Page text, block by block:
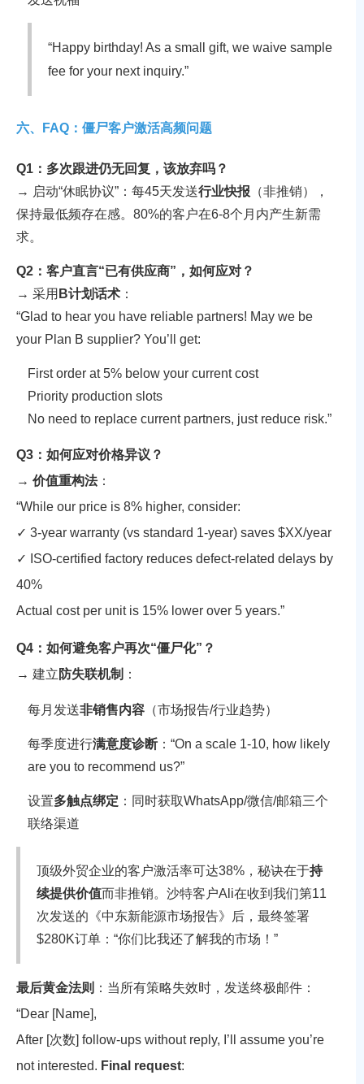
“Happy birthday! As a small gift, we waive sample
fee for your next inquiry.”
六、FAQ：僵尸客户激活高频问题
Q1：多次跟进仍无回复，该放弃吗？
→ 启动“休眠协议”：每45天发送行业快报 （非推销），
保持最低频存在感。80%的客户在6-8个月内产生新需
求。
Q2：客户直言“已有供应商”，如何应对？
→ 采用 B计划话术 ：
“Glad to hear you have reliable partners! May we be
your Plan B supplier? You’ll get:
First order at 5% below your current cost
Priority production slots
No need to replace current partners, just reduce risk.”
Q3：如何应对价格异议？
→ 价值重构法：
“While our price is 8% higher, consider:
✓ 3-year warranty (vs standard 1-year) saves $XX/year
✓ ISO-certified factory reduces defect-related delays by
40%
Actual cost per unit is 15% lower over 5 years.”
Q4：如何避免客户再次“僵尸化”？
→ 建立 防失联机制 ：
每月发送非销售内容 （市场报告/行业趋势）
每季度进行满意度诊断 ：“On a scale 1-10, how likely
are you to recommend us?”
设置多触点绑定 ：同时获取WhatsApp/微信/邮箱三个
联络渠道
顶级外贸企业的客户激活率可达38%，秘诀在于持
续提供价值而非推销。沙特客户Ali在收到我们第11
次发送的《中东新能源市场报告》后，最终签署
$280K订单：“你们比我还了解我的市场！”
最后黄金法则 ：当所有策略失效时，发送终极邮件：
“Dear [Name],
After [次数] follow-ups without reply, I’ll assume you’re
not interested. Final request: